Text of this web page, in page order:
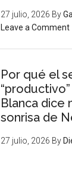
27 julio, 2026 By
Leave a Comment
Por qué el
Blanca dice
sonrisa de
27 julio, 2026 By